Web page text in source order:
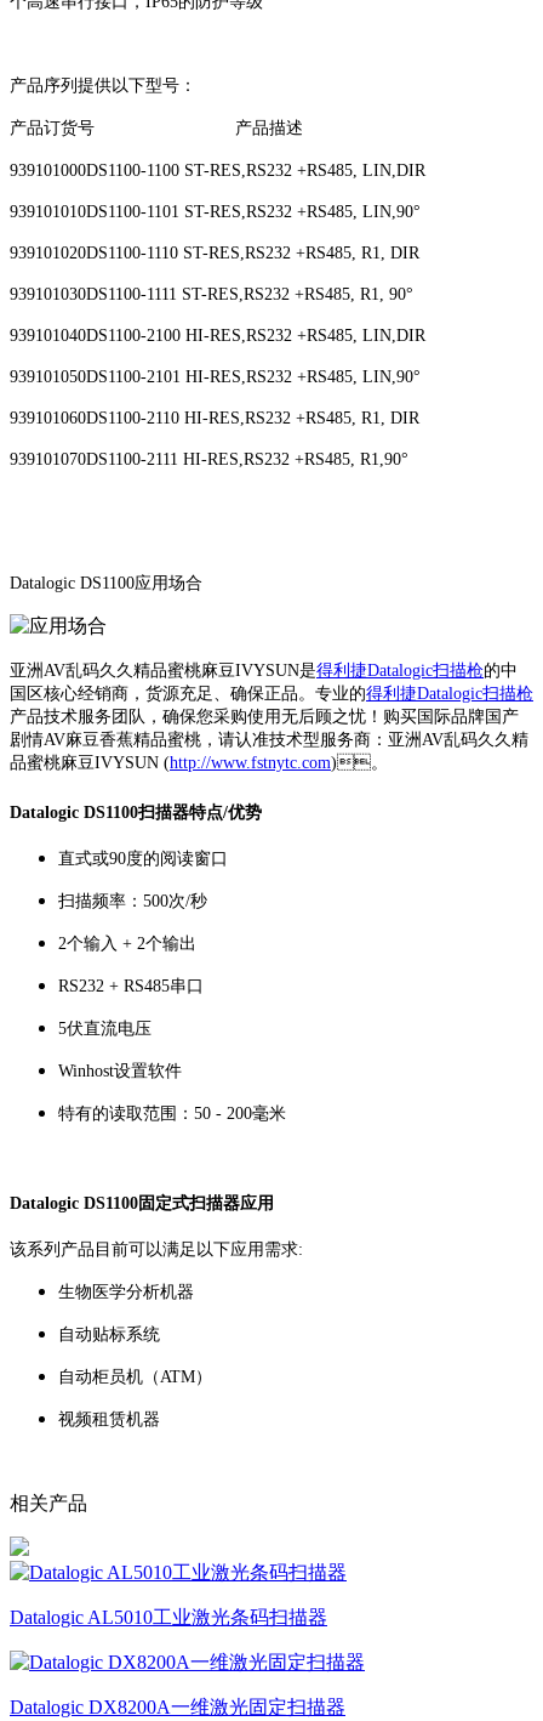
产品序列提供以下型号：
产品订货号 产品描述
939101000DS1100-1100 ST-RES,RS232 +RS485, LIN,DIR
939101010DS1100-1101 ST-RES,RS232 +RS485, LIN,90°
939101020DS1100-1110 ST-RES,RS232 +RS485, R1, DIR
939101030DS1100-1111 ST-RES,RS232 +RS485, R1, 90°
939101040DS1100-2100 HI-RES,RS232 +RS485, LIN,DIR
939101050DS1100-2101 HI-RES,RS232 +RS485, LIN,90°
939101060DS1100-2110 HI-RES,RS232 +RS485, R1, DIR
939101070DS1100-2111 HI-RES,RS232 +RS485, R1,90°
Datalogic DS1100应用场合
亚洲AV乱码久久精品蜜桃麻豆IVYSUN是得利捷Datalogic扫描枪的中
国区核心经销商，货源充足、确保正品。专业的得利捷Datalogic扫描枪
产品技术服务团队，确保您采购使用无后顾之忧！购买国际品牌国产
剧情AV麻豆香蕉精品蜜桃，请认准技术型服务商：亚洲AV乱码久久精
品蜜桃麻豆IVYSUN (http://www.fstnytc.com)。
Datalogic DS1100扫描器特点/优势
直式或90度的阅读窗口
扫描频率：500次/秒
2个输入 + 2个输出
RS232 + RS485串口
5伏直流电压
Winhost设置软件
特有的读取范围：50 - 200毫米
Datalogic DS1100固定式扫描器应用
该系列产品目前可以满足以下应用需求:
生物医学分析机器
自动贴标系统
自动柜员机（ATM）
视频租赁机器
相关产品
Datalogic AL5010工业激光条码扫描器
Datalogic DX8200A一维激光固定扫描器